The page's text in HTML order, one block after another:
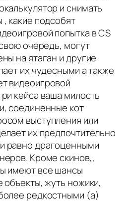
и снимать
какие подсобят
попытка в CS
очередь, могут
на ятаган и другие
их чудесными а также
видеоигровой
кейса ваша милость
соединенные кот
выступления или
их предпочтительно
равно драгоценными
Кроме скинов,,
имеют все шансы
объекты, жуть ножики,
редкостными (а)